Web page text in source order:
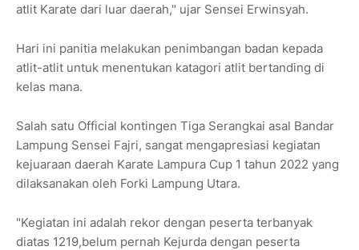
atlit Karate dari luar daerah," ujar Sensei Erwinsyah.
Hari ini panitia melakukan penimbangan badan kepada
atlit-atlit untuk menentukan katagori atlit bertanding di
kelas mana.
Salah satu Official kontingen Tiga Serangkai asal Bandar
Lampung Sensei Fajri, sangat mengapresiasi kegiatan
kejuaraan daerah Karate Lampura Cup 1 tahun 2022 yang
dilaksanakan oleh Forki Lampung Utara.
"Kegiatan ini adalah rekor dengan peserta terbanyak
diatas 1219,belum pernah Kejurda dengan peserta